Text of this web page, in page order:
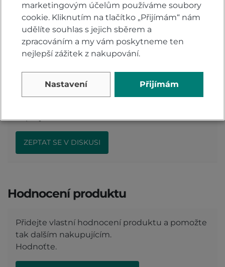
Provedení:
Pánské
Zeptejte se.
ZEPTAT SE V DISKUSI
Hodnocení produktu
Přidejte vlastní hodnocení produktu a pomožte
tak dalším nakupujícím.
Hodnoťte.
marketingovým účelům používáme soubory
cookie. Kliknutím na tlačítko „Přijímám“ nám
udělíte souhlas s jejich sběrem a
zpracováním a my vám poskytneme ten
nejlepší zážitek z nakupování.
Nastavení Přijímám